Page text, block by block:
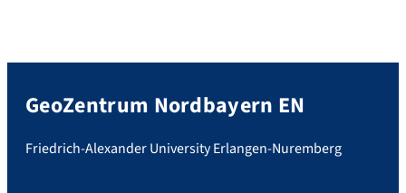
GeoZentrum Nordbayern EN
Friedrich-Alexander University Erlangen-Nuremberg